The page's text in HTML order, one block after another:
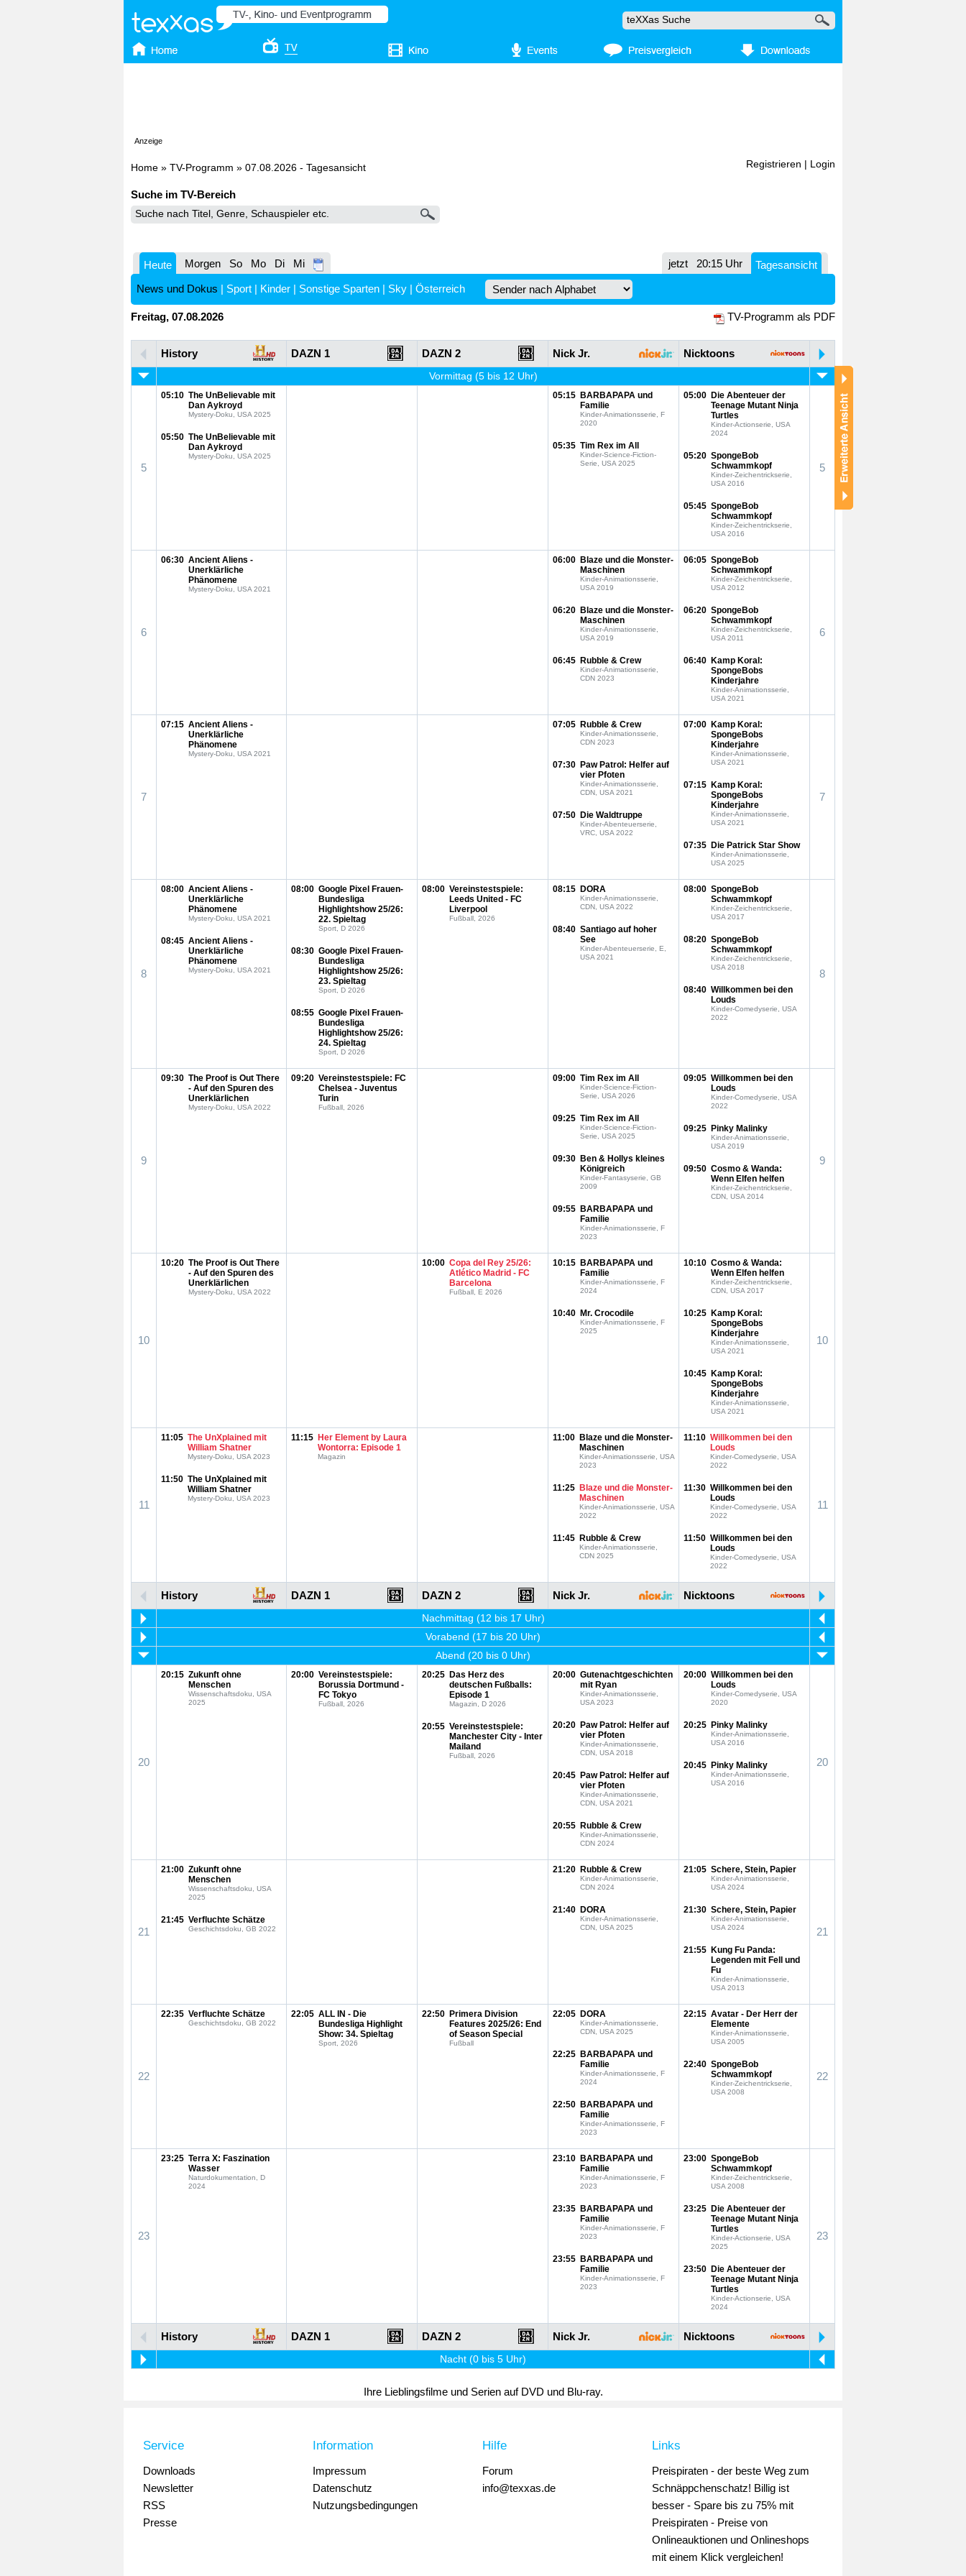
Anzeige
Home » TV-Programm » 07.08.2026 - Tagesansicht Registrieren Login
Suche im TV-Bereich
Heute Morgen So Mo Di Mi jetzt 20:15 Uhr
Tagesansicht
News und Dokus | Sport | Kinder | Sonstige Sparten | Sky | Österreich
Freitag, 07.08.2026 TV-Programm als PDF
History DAZN 1 DAZN 2 Nick Jr. Nicktoons
Vormittag (5 bis 12 Uhr)
5
05:10 The UnBelievable mit
Dan Aykroyd
Mystery-Doku, USA 2025
05:50 The UnBelievable mit
Dan Aykroyd
Mystery-Doku, USA 2025
05:15 BARBAPAPA und
Familie
Kinder-Animationsserie, F
2020
05:35 Tim Rex im All
Kinder-Science-Fiction-
Serie, USA 2025
05:00 Die Abenteuer der
Teenage Mutant Ninja
Turtles
Kinder-Actionserie, USA
2024
05:20 SpongeBob
Schwammkopf
Kinder-Zeichentrickserie,
USA 2016
05:45 SpongeBob
Schwammkopf
Kinder-Zeichentrickserie,
USA 2016
5
6
06:30 Ancient Aliens -
Unerklärliche
Phänomene
Mystery-Doku, USA 2021
06:00 Blaze und die Monster-
Maschinen
Kinder-Animationsserie,
USA 2019
06:20 Blaze und die Monster-
Maschinen
Kinder-Animationsserie,
USA 2019
06:45 Rubble & Crew
Kinder-Animationsserie,
CDN 2023
06:05 SpongeBob
Schwammkopf
Kinder-Zeichentrickserie,
USA 2012
06:20 SpongeBob
Schwammkopf
Kinder-Zeichentrickserie,
USA 2011
06:40 Kamp Koral:
SpongeBobs
Kinderjahre
Kinder-Animationsserie,
USA 2021
6
7
07:15 Ancient Aliens -
Unerklärliche
Phänomene
Mystery-Doku, USA 2021
07:05 Rubble & Crew
Kinder-Animationsserie,
CDN 2023
07:30 Paw Patrol: Helfer auf
vier Pfoten
Kinder-Animationsserie,
CDN, USA 2021
07:50 Die Waldtruppe
Kinder-Abenteuerserie,
VRC, USA 2022
07:00 Kamp Koral:
SpongeBobs
Kinderjahre
Kinder-Animationsserie,
USA 2021
07:15 Kamp Koral:
SpongeBobs
Kinderjahre
Kinder-Animationsserie,
USA 2021
07:35 Die Patrick Star Show
Kinder-Animationsserie,
USA 2025
7
8
08:00 Ancient Aliens -
Unerklärliche
Phänomene
Mystery-Doku, USA 2021
08:45 Ancient Aliens -
Unerklärliche
Phänomene
Mystery-Doku, USA 2021
08:00 Google Pixel Frauen-
Bundesliga
Highlightshow 25/26:
22. Spieltag
Sport, D 2026
08:30 Google Pixel Frauen-
Bundesliga
Highlightshow 25/26:
23. Spieltag
Sport, D 2026
08:55 Google Pixel Frauen-
Bundesliga
Highlightshow 25/26:
24. Spieltag
Sport, D 2026
08:00 Vereinstestspiele:
Leeds United - FC
Liverpool
Fußball, 2026
08:15 DORA
Kinder-Animationsserie,
CDN, USA 2022
08:40 Santiago auf hoher
See
Kinder-Abenteuerserie, E,
USA 2021
08:00 SpongeBob
Schwammkopf
Kinder-Zeichentrickserie,
USA 2017
08:20 SpongeBob
Schwammkopf
Kinder-Zeichentrickserie,
USA 2018
08:40 Willkommen bei den
Louds
Kinder-Comedyserie, USA
2022
8
9
09:30 The Proof is Out There
- Auf den Spuren des
Unerklärlichen
Mystery-Doku, USA 2022
09:20 Vereinstestspiele: FC
Chelsea - Juventus
Turin
Fußball, 2026
09:00 Tim Rex im All
Kinder-Science-Fiction-
Serie, USA 2026
09:25 Tim Rex im All
Kinder-Science-Fiction-
Serie, USA 2025
09:30 Ben & Hollys kleines
Königreich
Kinder-Fantasyserie, GB
2009
09:55 BARBAPAPA und
Familie
Kinder-Animationsserie, F
2023
09:05 Willkommen bei den
Louds
Kinder-Comedyserie, USA
2022
09:25 Pinky Malinky
Kinder-Animationsserie,
USA 2019
09:50 Cosmo & Wanda:
Wenn Elfen helfen
Kinder-Zeichentrickserie,
CDN, USA 2014
9
10
10:20 The Proof is Out There
- Auf den Spuren des
Unerklärlichen
Mystery-Doku, USA 2022
10:00 Copa del Rey 25/26:
Atlético Madrid - FC
Barcelona
Fußball, E 2026
10:15 BARBAPAPA und
Familie
Kinder-Animationsserie, F
2024
10:40 Mr. Crocodile
Kinder-Animationsserie, F
2025
10:10 Cosmo & Wanda:
Wenn Elfen helfen
Kinder-Zeichentrickserie,
CDN, USA 2017
10:25 Kamp Koral:
SpongeBobs
Kinderjahre
Kinder-Animationsserie,
USA 2021
10:45 Kamp Koral:
SpongeBobs
Kinderjahre
Kinder-Animationsserie,
USA 2021
10
11
11:05 The UnXplained mit
William Shatner
Mystery-Doku, USA 2023
11:50 The UnXplained mit
William Shatner
Mystery-Doku, USA 2023
11:15 Her Element by Laura
Wontorra: Episode 1
Magazin
11:00 Blaze und die Monster-
Maschinen
Kinder-Animationsserie, USA
2023
11:25 Blaze und die Monster-
Maschinen
Kinder-Animationsserie, USA
2022
11:45 Rubble & Crew
Kinder-Animationsserie,
CDN 2025
11:10 Willkommen bei den
Louds
Kinder-Comedyserie, USA
2022
11:30 Willkommen bei den
Louds
Kinder-Comedyserie, USA
2022
11:50 Willkommen bei den
Louds
Kinder-Comedyserie, USA
2022
11
History DAZN 1 DAZN 2 Nick Jr. Nicktoons
Nachmittag (12 bis 17 Uhr)
Vorabend (17 bis 20 Uhr)
Abend (20 bis 0 Uhr)
20
20:15 Zukunft ohne
Menschen
Wissenschaftsdoku, USA
2025
20:00 Vereinstestspiele:
Borussia Dortmund -
FC Tokyo
Fußball, 2026
20:25 Das Herz des
deutschen Fußballs:
Episode 1
Magazin, D 2026
20:55 Vereinstestspiele:
Manchester City - Inter
Mailand
Fußball, 2026
20:00 Gutenachtgeschichten
mit Ryan
Kinder-Animationsserie,
USA 2023
20:20 Paw Patrol: Helfer auf
vier Pfoten
Kinder-Animationsserie,
CDN, USA 2018
20:45 Paw Patrol: Helfer auf
vier Pfoten
Kinder-Animationsserie,
CDN, USA 2021
20:55 Rubble & Crew
Kinder-Animationsserie,
CDN 2024
20:00 Willkommen bei den
Louds
Kinder-Comedyserie, USA
2020
20:25 Pinky Malinky
Kinder-Animationsserie,
USA 2016
20:45 Pinky Malinky
Kinder-Animationsserie,
USA 2016
20
21
21:00 Zukunft ohne
Menschen
Wissenschaftsdoku, USA
2025
21:45 Verfluchte Schätze
Geschichtsdoku, GB 2022
21:20 Rubble & Crew
Kinder-Animationsserie,
CDN 2024
21:40 DORA
Kinder-Animationsserie,
CDN, USA 2025
21:05 Schere, Stein, Papier
Kinder-Animationsserie,
USA 2024
21:30 Schere, Stein, Papier
Kinder-Animationsserie,
USA 2024
21:55 Kung Fu Panda:
Legenden mit Fell und
Fu
Kinder-Animationsserie,
USA 2013
21
22
22:35 Verfluchte Schätze
Geschichtsdoku, GB 2022
22:05 ALL IN - Die
Bundesliga Highlight
Show: 34. Spieltag
Sport, 2026
22:50 Primera Division
Features 2025/26: End
of Season Special
Fußball
22:05 DORA
Kinder-Animationsserie,
CDN, USA 2025
22:25 BARBAPAPA und
Familie
Kinder-Animationsserie, F
2024
22:50 BARBAPAPA und
Familie
Kinder-Animationsserie, F
2023
22:15 Avatar - Der Herr der
Elemente
Kinder-Animationsserie,
USA 2005
22:40 SpongeBob
Schwammkopf
Kinder-Zeichentrickserie,
USA 2008
22
23
23:25 Terra X: Faszination
Wasser
Naturdokumentation, D
2024
23:10 BARBAPAPA und
Familie
Kinder-Animationsserie, F
2023
23:35 BARBAPAPA und
Familie
Kinder-Animationsserie, F
2023
23:55 BARBAPAPA und
Familie
Kinder-Animationsserie, F
2023
23:00 SpongeBob
Schwammkopf
Kinder-Zeichentrickserie,
USA 2008
23:25 Die Abenteuer der
Teenage Mutant Ninja
Turtles
Kinder-Actionserie, USA
2025
23:50 Die Abenteuer der
Teenage Mutant Ninja
Turtles
Kinder-Actionserie, USA
2024
23
History DAZN 1 DAZN 2 Nick Jr. Nicktoons
Nacht (0 bis 5 Uhr)
Ihre Lieblingsfilme und Serien auf DVD und Blu-ray.
Service
Downloads
Newsletter
RSS
Presse
Information
Impressum
Datenschutz
Nutzungsbedingungen
Hilfe
Forum
info@texxas.de
Links
Preispiraten - der beste Weg zum
Schnäppchenschatz! Billig ist
besser - Spare bis zu 75% mit
Preispiraten - Preise von
Onlineauktionen und Onlineshops
mit einem Klick vergleichen!